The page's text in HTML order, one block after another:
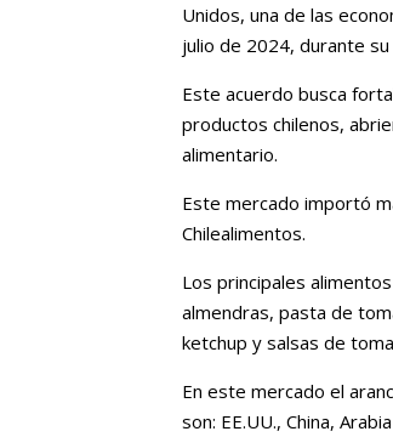
Unidos, una de las
julio de 2024, durante
Este acuerdo busca
productos chilenos,
alimentario.
Este mercado importó
Chilealimentos.
Los principales
almendras, pasta de
ketchup y salsas de
En este mercado el
son: EE.UU., China,